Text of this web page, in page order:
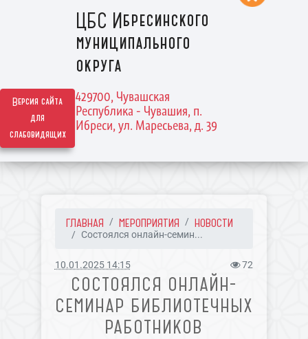
Версия сайта
для
слабовидящих
ЦБС Ибресинского
муниципального
округа
429700, Чувашская
Республика - Чувашия, п.
Ибреси, ул. Маресьева, д. 39
ГЛАВНАЯ МЕРОПРИЯТИЯ НОВОСТИ
Состоялся онлайн-семин...
10.01.2025 14:15 72
СОСТОЯЛСЯ ОНЛАЙН-
СЕМИНАР БИБЛИОТЕЧНЫХ
РАБОТНИКОВ